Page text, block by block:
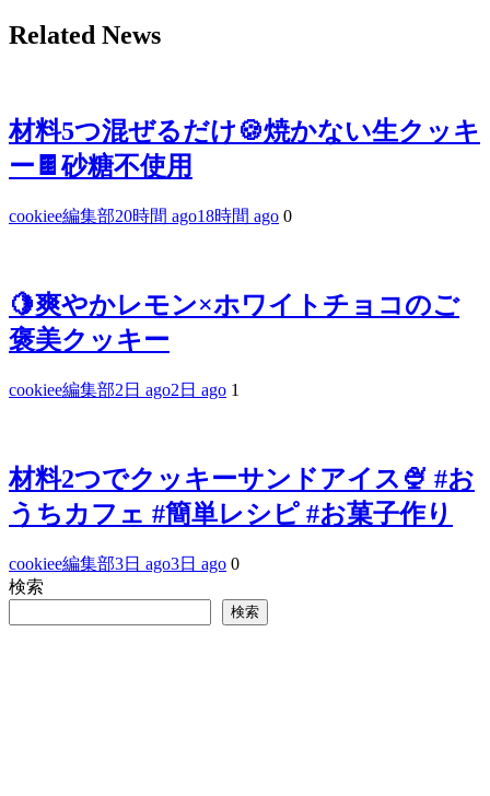
Related News
材料5つ混ぜるだけ🍪焼かない生クッキ
ー🍫砂糖不使用
cookiee編集部20時間 ago18時間 ago 0
🍋爽やかレモン×ホワイトチョコのご
褒美クッキー
cookiee編集部2日 ago2日 ago 1
材料2つでクッキーサンドアイス🍨 #お
うちカフェ #簡単レシピ #お菓子作り
cookiee編集部3日 ago3日 ago 0
検索
検索